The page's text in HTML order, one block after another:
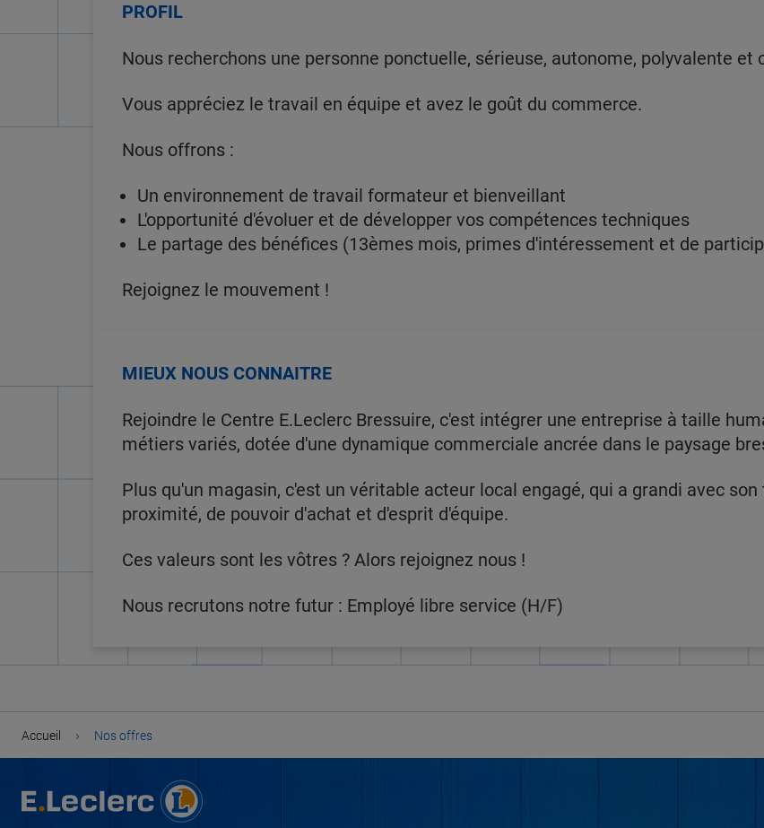
PROFIL
Nous recherchons une personne ponctuelle, sérieuse, autonome, polyvalente et
Vous appréciez le travail en équipe et avez le goût du commerce.
Nous offrons :
Un environnement de travail formateur et bienveillant
L'opportunité d'évoluer et de développer vos compétences techniques
Le partage des bénéfices (13èmes mois, primes d'intéressement et de
Rejoignez le mouvement !
MIEUX NOUS CONNAITRE
Rejoindre le Centre E.Leclerc Bressuire, c'est intégrer une entreprise à taille
métiers variés, dotée d'une dynamique commerciale ancrée dans le paysage
Plus qu'un magasin, c'est un véritable acteur local engagé, qui a grandi avec
proximité, de pouvoir d'achat et d'esprit d'équipe.
Ces valeurs sont les vôtres ? Alors rejoignez nous !
Nous recrutons notre futur : Employé libre service (H/F)
Accueil › Nos offres